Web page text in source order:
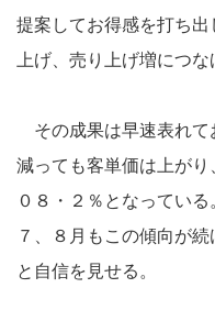
提案してお得感を打ち
上げ、売り上げ増につな
その成果は早速表れて
減っても客単価は上がり
０８・２％となってい
７、８月もこの傾向が
と自信を見せる。